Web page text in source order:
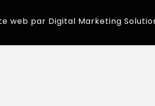
web par Digital Marketing